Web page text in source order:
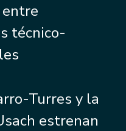
técnico-
Turres y la
estrenan